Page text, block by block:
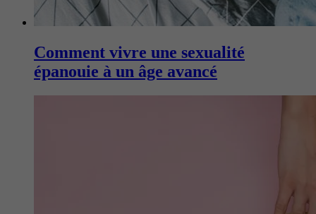
Comment vivre une sexualité
épanouie à un âge avancé